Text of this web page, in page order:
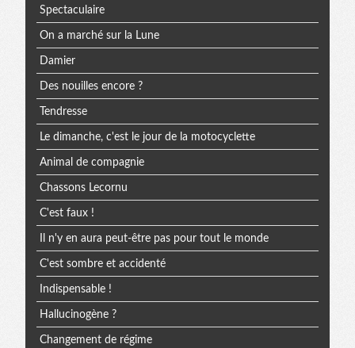
Spectaculaire
On a marché sur la Lune
Damier
Des nouilles encore ?
Tendresse
Le dimanche, c'est le jour de la motocyclette
Animal de compagnie
Chassons Lecornu
C'est faux !
Il n'y en aura peut-être pas pour tout le monde
C'est sombre et accidenté
Indispensable !
Hallucinogène ?
Changement de régime